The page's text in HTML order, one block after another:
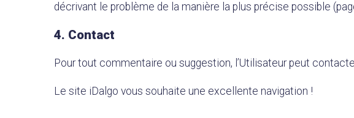
décrivant le problème de la manière la plus précise possible
4. Contact
Pour tout commentaire ou suggestion, l’Utilisateur peut
Le site iDalgo vous souhaite une excellente navigation !